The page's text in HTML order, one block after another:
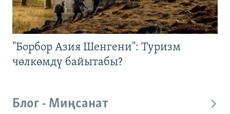
"Борбор Азия Шенгени": Туризм
чөлкөмдү байытабы?
Блог - Миңсанат